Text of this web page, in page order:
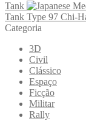
Tank
Tank Type 97 Chi-
Categoria
3D
Civil
Clássico
Espaço
Ficção
Militar
Rally